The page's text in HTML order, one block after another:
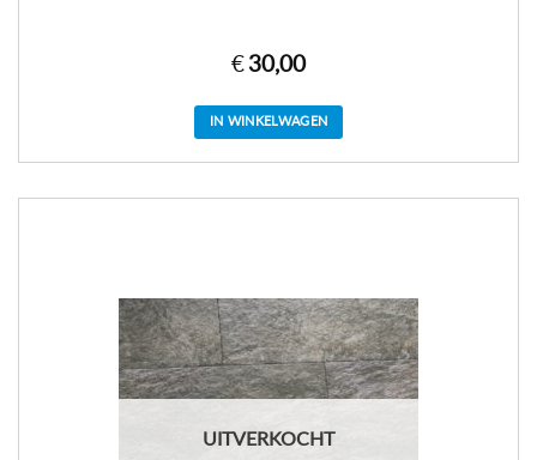
€30,00
IN WINKELWAGEN
UITVERKOCHT